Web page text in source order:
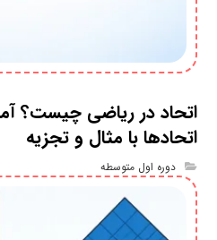
اتحاد در ریاضی چیست؟
اتحادها با مثال و تجزیه
دوره اول متوسطه